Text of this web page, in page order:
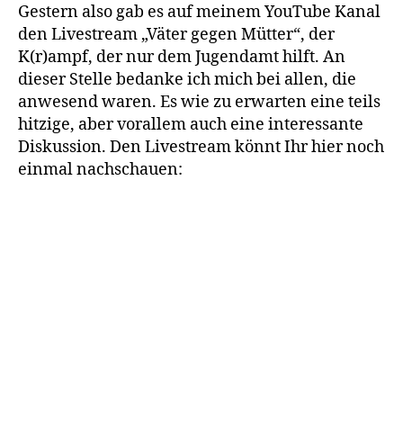
Gestern also gab es auf meinem YouTube Kanal
den Livestream „Väter gegen Mütter“, der
K(r)ampf, der nur dem Jugendamt hilft. An
dieser Stelle bedanke ich mich bei allen, die
anwesend waren. Es wie zu erwarten eine teils
hitzige, aber vorallem auch eine interessante
Diskussion. Den Livestream könnt Ihr hier noch
einmal nachschauen: